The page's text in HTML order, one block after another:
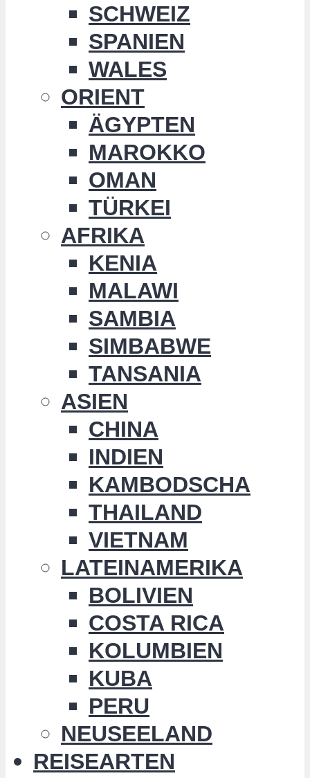
SCHWEIZ
SPANIEN
WALES
ORIENT
ÄGYPTEN
MAROKKO
OMAN
TÜRKEI
AFRIKA
KENIA
MALAWI
SAMBIA
SIMBABWE
TANSANIA
ASIEN
CHINA
INDIEN
KAMBODSCHA
THAILAND
VIETNAM
LATEINAMERIKA
BOLIVIEN
COSTA RICA
KOLUMBIEN
KUBA
PERU
NEUSEELAND
REISEARTEN